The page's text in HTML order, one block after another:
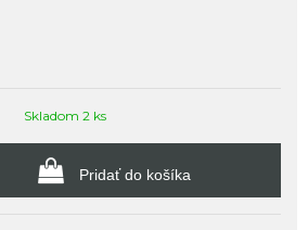
Skladom 2 ks
Pridať do košíka